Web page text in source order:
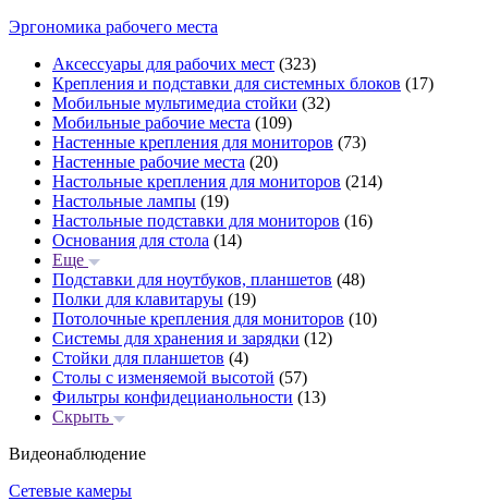
Эргономика рабочего места
Аксессуары для рабочих мест (323)
Крепления и подставки для системных блоков (17)
Мобильные мультимедиа стойки (32)
Мобильные рабочие места (109)
Настенные крепления для мониторов (73)
Настенные рабочие места (20)
Настольные крепления для мониторов (214)
Настольные лампы (19)
Настольные подставки для мониторов (16)
Основания для стола (14)
Еще
Подставки для ноутбуков, планшетов (48)
Полки для клавитаруы (19)
Потолочные крепления для мониторов (10)
Системы для хранения и зарядки (12)
Стойки для планшетов (4)
Столы с изменяемой высотой (57)
Фильтры конфидецианольности (13)
Скрыть
Видеонаблюдение
Сетевые камеры